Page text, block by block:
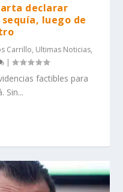
declarar
luego de
Carrillo, Ultimas Noticias,
|
factibles para
Sin...